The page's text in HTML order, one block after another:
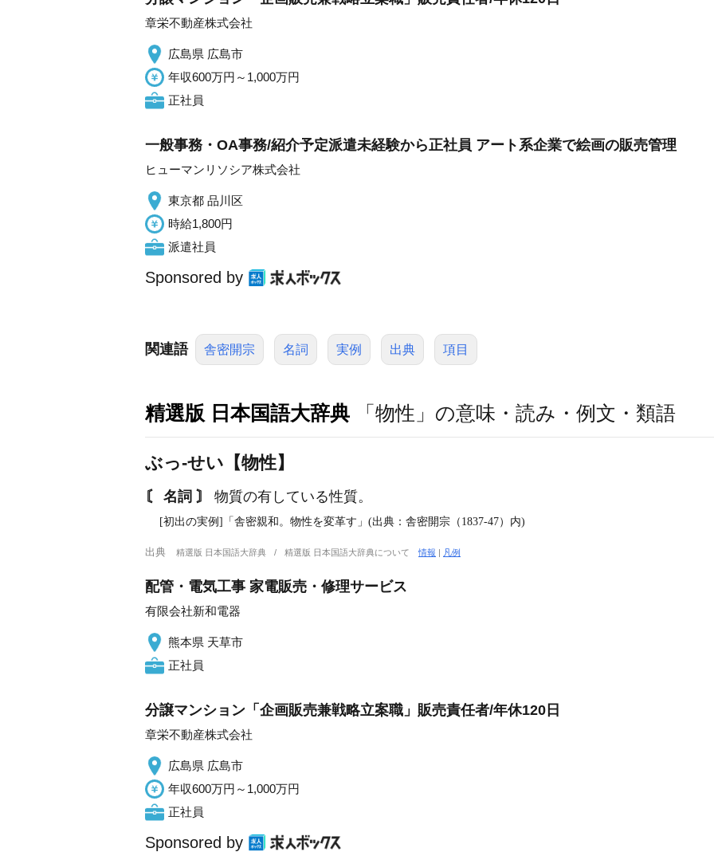
章栄不動産株式会社
広島県 広島市
年収600万円～1,000万円
正社員
一般事務・OA事務/紹介予定派遣未経験から正社員 アート系企業で絵画の販売管理
ヒューマンリソシア株式会社
東京都 品川区
時給1,800円
派遣社員
Sponsored by
関連語 舎密開宗 名詞 実例 出典 項目
精選版 日本国語大辞典 「物性」の意味・読み・例文・類語
ぶっ‐せい【物性】
〘 名詞 〙 物質の有している性質。
[初出の実例]「舎密親和。物性を変革す」(出典：舎密開宗（1837‐47）内)
出典 精選版 日本国語大辞典 精選版 日本国語大辞典について情報 | 凡例
配管・電気工事 家電販売・修理サービス
有限会社新和電器
熊本県 天草市
正社員
分譲マンション「企画販売兼戦略立案職」販売責任者/年休120日
章栄不動産株式会社
広島県 広島市
年収600万円～1,000万円
正社員
Sponsored by